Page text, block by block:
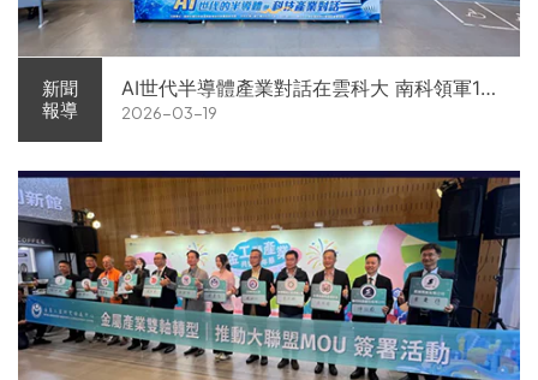
新聞
報導
AI世代半導體產業對話在雲科大 南科領軍11
家企業前進校園徵才
2026-03-19